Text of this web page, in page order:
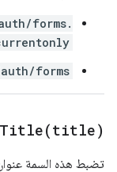
forms.
forms
title)
تضبط هذه السمة